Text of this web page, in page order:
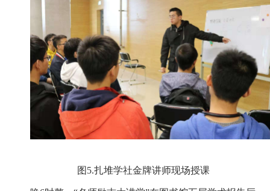
图5.扎堆学社金牌讲师现场授课